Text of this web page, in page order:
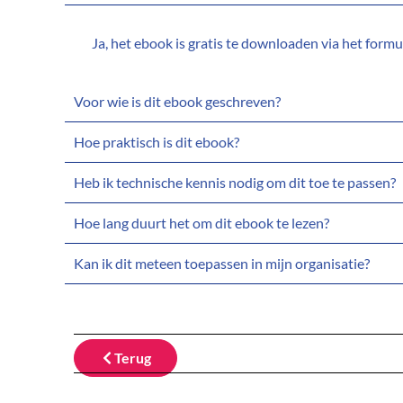
Ja, het ebook is gratis te downloaden via het
Voor wie is dit ebook geschreven?
Hoe praktisch is dit ebook?
Heb ik technische kennis nodig om dit toe te passen?
Hoe lang duurt het om dit ebook te lezen?
Kan ik dit meteen toepassen in mijn organisatie?
Terug